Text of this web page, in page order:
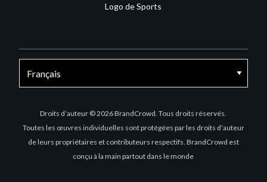
Logo de Sports
Droits d’auteur © 2026 BrandCrowd. Tous droits réservés.
Toutes les œuvres individuelles sont protégées par les droits d’auteur
de leurs propriétaires et contributeurs respectifs. BrandCrowd est
conçu à la main partout dans le monde